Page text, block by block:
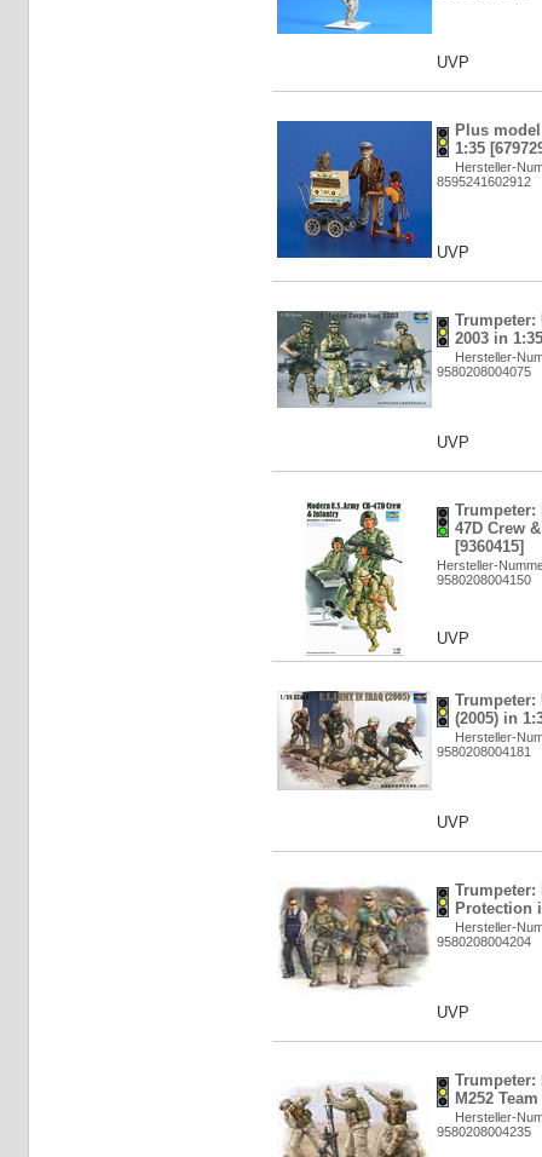
UVP
Plus
1:35
Hersteller-
8595241602912
UVP
Trumpeter:
2003 in
Hersteller-
9580208004075
UVP
Trumpeter:
47D Crew
[9360415]
Hersteller-
9580208004150
UVP
Trumpeter:
(2005) in
Hersteller-
9580208004181
UVP
Trumpeter:
Protection
Hersteller-
9580208004204
UVP
M252
Hersteller-
9580208004235